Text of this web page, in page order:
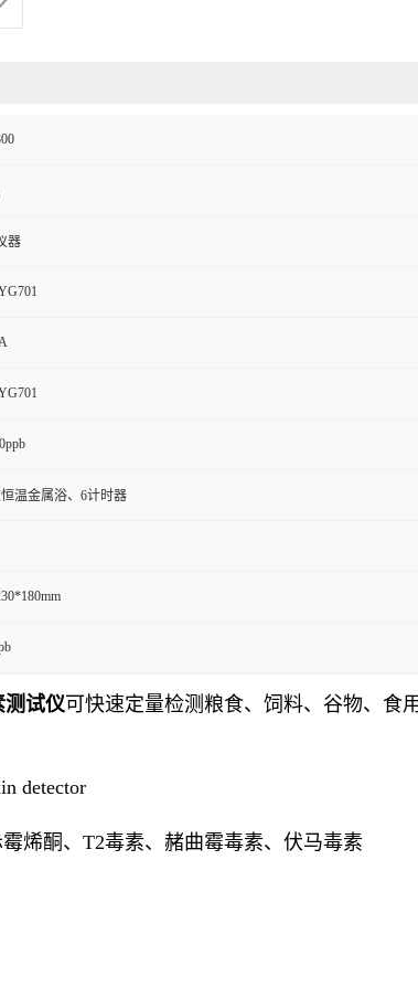
器
温金属浴、6计时器
测试仪可快速定量检测粮食、饲料、谷物、食
detector
烯酮、T2毒素、赭曲霉毒素、伏马毒素